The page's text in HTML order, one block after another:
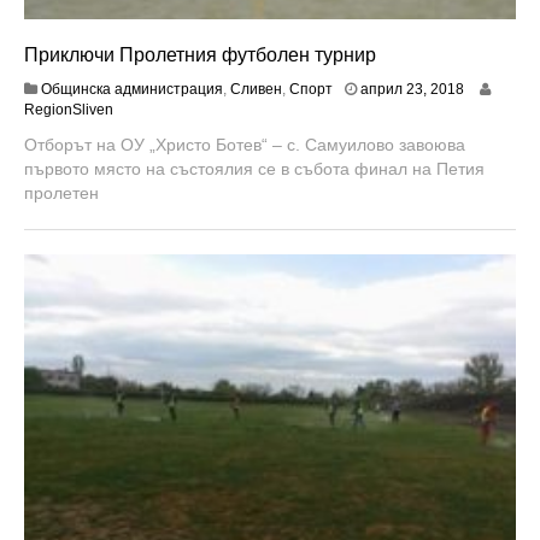
Приключи Пролетния футболен турнир
Общинска администрация, Сливен, Спорт април 23, 2018м
9
,
1
8
RegionSliven
Отборът на ОУ „Христо Ботев“ – с. Самуилово завоюва
първото място на състоялия се в събота финал на Петия
пролетен